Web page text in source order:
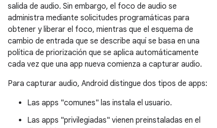
salida de audio. Sin embargo, el foco de audio se
administra mediante solicitudes programáticas para
obtener y liberar el foco, mientras que el esquema de
cambio de entrada que se describe aquí se basa en una
política de priorización que se aplica automáticamente
cada vez que una app nueva comienza a capturar audio.
Para capturar audio, Android distingue dos tipos de apps:
Las apps "comunes" las instala el usuario.
Las apps "privilegiadas" vienen preinstaladas en el